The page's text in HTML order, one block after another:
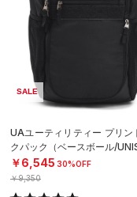
SALE
UAユーティリティー プリン
クパック（ベースボール/
￥6,545 30%OFF
￥9,350